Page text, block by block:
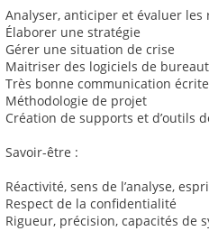
Analyser, anticiper et évaluer les
Élaborer une stratégie
Gérer une situation de crise
Maitriser des logiciels de
Très bonne communication
Méthodologie de projet
Création de supports et d’outils
Savoir-être :
Réactivité, sens de l’analyse,
Respect de la confidentialité
Rigueur, précision, capacités de